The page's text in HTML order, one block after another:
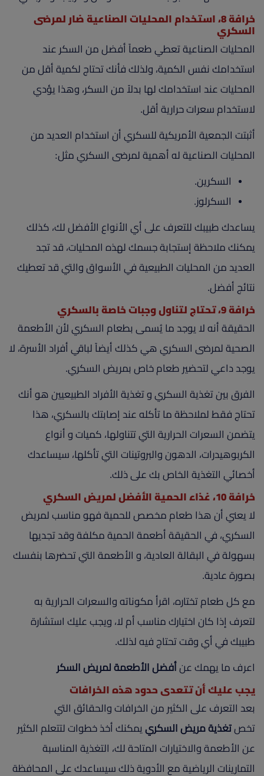
خرافة 8، استخدام المحليات الصناعية ضار لمرضى
السكري
المحليات الصناعية تعطي طعماً أفضل من السكر عند
استخدامك نفس الكمية، ولذلك فأنك تحتاج لكمية أقل من
المحليات عند استخدامك لها بدلاً من السكر، وهذا يؤدي
لاستخدام سعرات حرارية أقل.
أثبتت الجمعية الأمريكية للسكري أن استخدام العديد من
المحليات الصناعية له أهمية لمرضى السكري مثل:
السكرين.
السكرلوز.
يساعدك طبيبك للتعرف على أي الأنواع الأفضل لك، كذلك
يمكنك ملاحظة إستجابة جسمك لهذه المحليات، قد تجد
العديد من المحليات الطبيعية في الأسواق والتي قد تعطيك
نتائج أفضل.
خرافة 9، تحتاج لتناول وجبات خاصة بالسكري
الحقيقة أنه لا يوجد ما يُسمى بطعام السكري لأن الأطعمة
الصحية لمرضى السكري هي كذلك أيضاً لباقي أفراد الأسرة، لا
يوجد داعي لتحضير طعام خاص بمريض السكري.
الفرق بين تغذية السكري و تغذية الأفراد الطبيعيين هو أنك
تحتاج فقط لملاحظة ما تأكله عند إصابتك بالسكري، هذا
يتضمن السعرات الحرارية التي تتناولها، كميات و أنواع
الكربوهيدرات، الدهون والبروتينات التي تأكلها، سيساعدك
أخصائي التغذية الخاص بك على ذلك.
خرافة 10، غذاء الحمية الأفضل لمريض السكري
لا يعني أن هذا طعام مخصص للحمية فهو مناسب لمريض
السكري، في الحقيقة أطعمة الحمية مكلفة وقد تجديها
بسهولة في البقالة العادية، و الأطعمة التي تحضرها بنفسك
بصورة عادية.
مع كل طعام تختاره، اقرأ مكوناته والسعرات الحرارية به
لتعرف إذا كان اختيارك مناسب أم لا، ويجب عليك استشارة
طبيبك في أي وقت تحتاج فيه لذلك.
اعرف ما يهمك عن أفضل الأطعمة لمريض السكر
يجب عليك أن تتعدى حدود هذه الخرافات
بعد التعرف على الكثير من الخرافات والحقائق التي
تخص تغذية مريض السكري يمكنك أخذ خطوات لتتعلم الكثير
عن الأطعمة والاختيارات المتاحة لك، التغذية المناسبة
التمارينات الرياضية مع الأدوية ذلك سيساعدك على المحافظة